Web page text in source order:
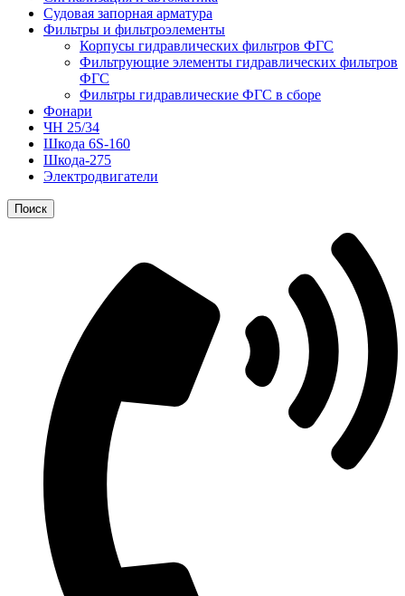
Судовая запорная арматура
Фильтры и фильтроэлементы
Корпусы гидравлических фильтров ФГС
Фильтрующие элементы гидравлических фильтров
ФГС
Фильтры гидравлические ФГС в сборе
Фонари
ЧН 25/34
Шкода 6S-160
Шкода-275
Электродвигатели
Поиск